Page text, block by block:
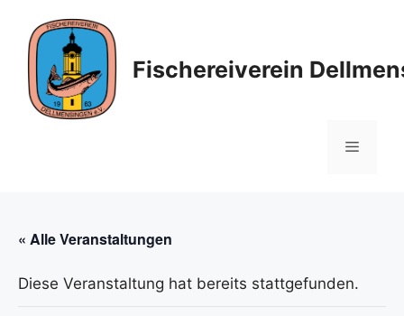
Inhalt
springen
Fischereiverein
Menü
« Alle Veranstaltungen
Diese Veranstaltung hat bereits stattgefunden.